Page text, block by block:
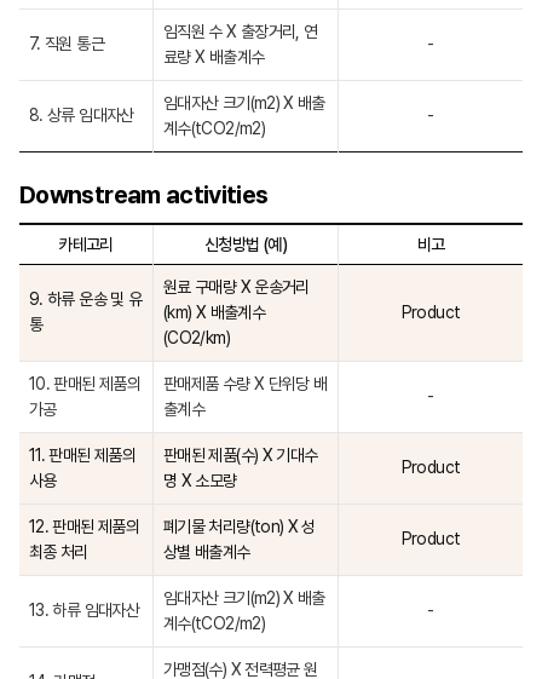
7. 직원 통근
임직원 수 X 출장거리, 연
료량 X 배출계수
-
8. 상류 임대자산
임대자산 크기(m2) X 배출
계수(tCO2/m2)
-
Downstream activities
카테고리 신청방법 (예) 비고
9. 하류 운송 및 유
통
원료 구매량 X 운송거리
(km) X 배출계수
(CO2/km)
Product
10. 판매된 제품의
가공
판매제품 수량 X 단위당 배
출계수
-
11. 판매된 제품의
사용
판매된 제품(수) X 기대수
명 X 소모량
Product
12. 판매된 제품의
최종 처리
폐기물 처리량(ton) X 성
상별 배출계수
Product
13. 하류 임대자산
임대자산 크기(m2) X 배출
계수(tCO2/m2)
-
가맹점(수) X 전력평균 원